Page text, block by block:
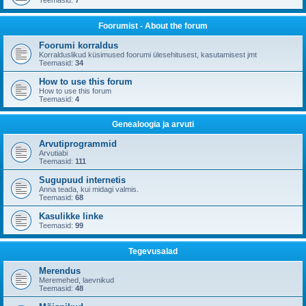
Foorumist - About the forum
Foorumi korraldus
Korralduslikud küsimused foorumi ülesehitusest, kasutamisest jmt
Teemasid: 34
How to use this forum
How to use this forum
Teemasid: 4
Genealoogia ja arvuti
Arvutiprogrammid
Arvutiabi
Teemasid: 111
Sugupuud internetis
Anna teada, kui midagi valmis.
Teemasid: 68
Kasulikke linke
Teemasid: 99
Tegevusalad
Merendus
Meremehed, laevnikud
Teemasid: 48